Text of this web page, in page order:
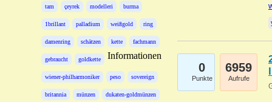
tam çeyrek modelleri burma
1brillant palladium weißgold ring
damenring schätzen kette fachmann
gebraucht goldkette
wiener-philharmoniker peso sovereign
britannia münzen dukaten-goldmünzen
Informationen
0
Punkte
6959
Aufrufe